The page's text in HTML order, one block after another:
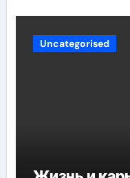
Uncategorised